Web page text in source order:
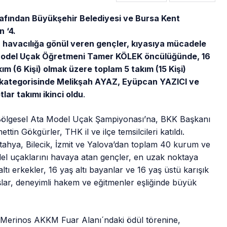
Büyükşehir Belediyesi ve Bursa Kent
‘4.
gönül veren gençler, kıyasıya mücadele
Uçak Öğretmeni Tamer KÖLEK öncülüğünde, 16
(6 Kişi) olmak üzere toplam 5 takım (15 Kişi)
Melikşah AYAZ, Eyüpcan YAZICI ve
takımı ikinci oldu.
Ata Model Uçak Şampiyonası’na, BKK Başkanı
Gökgürler, THK il ve ilçe temsilcileri katıldı.
Bilecik, İzmit ve Yalova’dan toplam 40 kurum ve
uçaklarını havaya atan gençler, en uzak noktaya
erkekler, 16 yaş altı bayanlar ve 16 yaş üstü karışık
deneyimli hakem ve eğitmenler eşliğinde büyük
AKKM Fuar Alanı´ndaki ödül törenine,